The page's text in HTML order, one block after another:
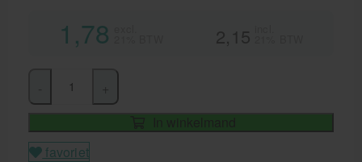
1,78 2,15
In winkelmand
favoriet